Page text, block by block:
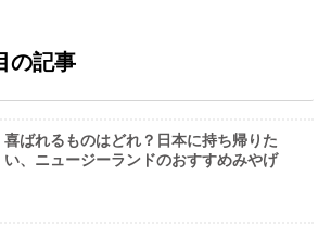
の記事
喜ばれるものはどれ？日本に持ち帰りた
い、ニュージーランドのおすすめみやげ